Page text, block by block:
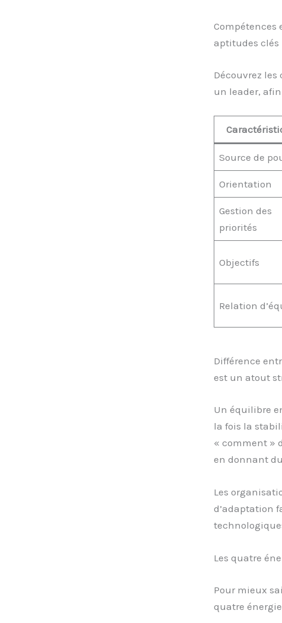
Compétences
aptitudes clés
Découvrez
un leader,
Source de
Orientation
Gestion des
priorités
Objectifs
Relation
Différence
est un atout
Un équilibre
la fois la
« comment »
en donnant
Les
d’adaptation
Les quatre
Pour mieux
quatre